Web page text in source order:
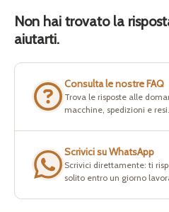
Non hai trovato la
aiutarti.
Consulta le nostre FAQ
Trova le risposte alle
macchine, spedizioni e resi.
Scrivici su WhatsApp
Scrivici direttamente: ti
solito entro un giorno